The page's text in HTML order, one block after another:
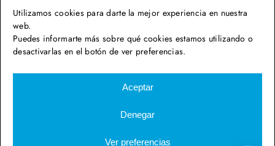
Utilizamos cookies para darte la mejor experiencia en nuestra
web.
Puedes informarte más sobre qué cookies estamos utilizando o
desactivarlas en el botón de ver preferencias.
Aceptar
Denegar
Ver preferencias
Aiguajoc Eurofitness – Gimnasio en Barcelona